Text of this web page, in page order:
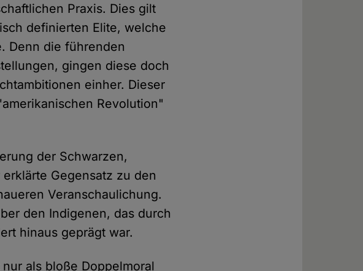
Praxis. Dies gilt
definierten Elite, welche
Denn die führenden
gingen diese doch
einher. Dieser
Revolution"
der Schwarzen,
Gegensatz zu den
Veranschaulichung.
den Indigenen, das durch
hinaus geprägt war.
als bloße Doppelmoral